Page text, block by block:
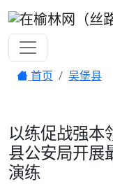
首页 吴堡县
以练促战强
县公安局开展
演练